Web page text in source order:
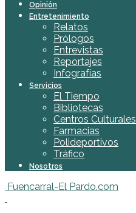
Opinión
Entretenimiento
Relatos
Prólogos
Entrevistas
Reportajes
Infografías
Servicios
El Tiempo
Bibliotecas
Centros Culturales
Farmacias
Polideportivos
Tráfico
Nosotros
Fuencarral-El Pardo.com